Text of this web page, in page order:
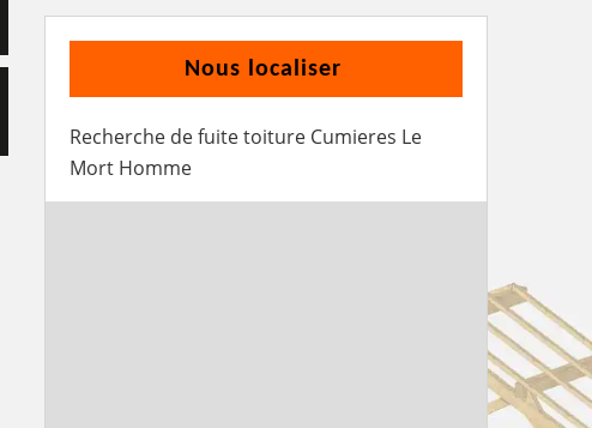
Nous localiser
Recherche de fuite toiture Cumieres Le
Mort Homme